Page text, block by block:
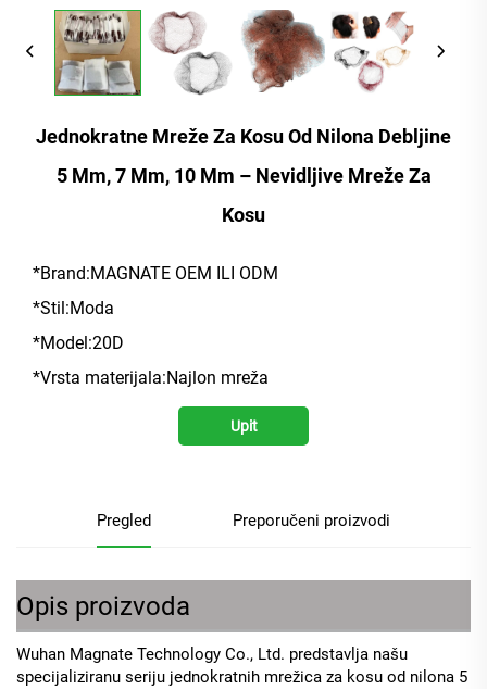
Jednokratne Mreže Za Kosu Od Nilona Debljine
5 Mm, 7 Mm, 10 Mm – Nevidljive Mreže Za
Kosu
*Brand:MAGNATE OEM ILI ODM
*Stil:Moda
*Model:20D
*Vrsta materijala:Najlon mreža
Upit
Pregled Preporučeni proizvodi
Opis proizvoda
Wuhan Magnate Technology Co., Ltd. predstavlja našu
specijaliziranu seriju jednokratnih mrežica za kosu od nilona 5